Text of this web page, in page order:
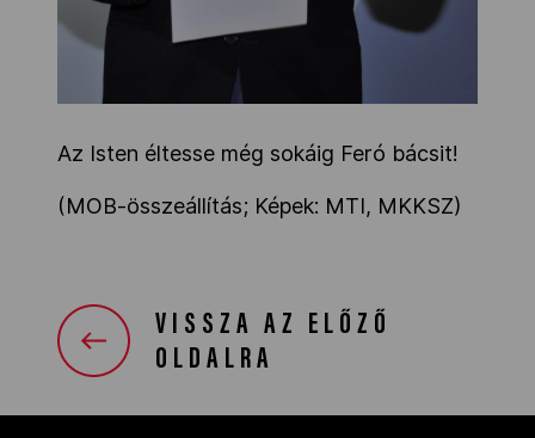
Az Isten éltesse még sokáig Feró bácsit!
(MOB-összeállítás; Képek: MTI, MKKSZ)
VISSZA AZ ELŐZŐ
OLDALRA